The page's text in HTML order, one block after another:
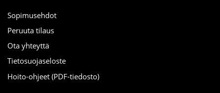
Sopimusehdot
Peruuta tilaus
Ota yhteyttä
Tietosuojaseloste
Hoito-ohjeet (PDF-tiedosto)